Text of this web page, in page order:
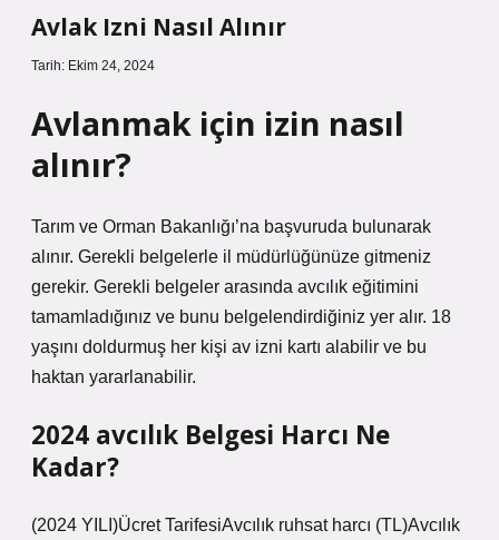
Avlak Izni Nasıl Alınır
Tarih: Ekim 24, 2024
Avlanmak için izin nasıl
alınır?
Tarım ve Orman Bakanlığı’na başvuruda bulunarak
alınır. Gerekli belgelerle il müdürlüğünüze gitmeniz
gerekir. Gerekli belgeler arasında avcılık eğitimini
tamamladığınız ve bunu belgelendirdiğiniz yer alır. 18
yaşını doldurmuş her kişi av izni kartı alabilir ve bu
haktan yararlanabilir.
2024 avcılık Belgesi Harcı Ne
Kadar?
(2024 YILI)Ücret TarifesiAvcılık ruhsat harcı (TL)Avcılık